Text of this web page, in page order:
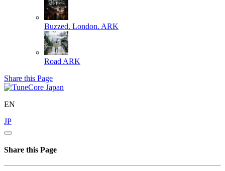
Buzzed. London. ARK
Road ARK
Share this Page
EN
JP
Share this Page